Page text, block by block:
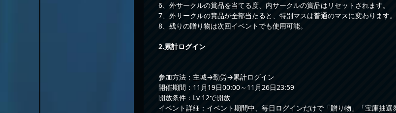
6、外サークルの賞品を当てる度、内サークルの賞品はリセットされます。
7、外サークルの賞品が全部当たると、特別マスは普通のマスに変わります。
8、残りの贈り物は次回イベントでも使用可能。
2.累計ログイン
参加方法：主城→勤労→累計ログイン
開催期間：11月19日00:00～11月26日23:59
開放条件：Lv 12で開放
イベント詳細：イベント期間中、毎日ログインだけで「贈り物」「宝庫抽選